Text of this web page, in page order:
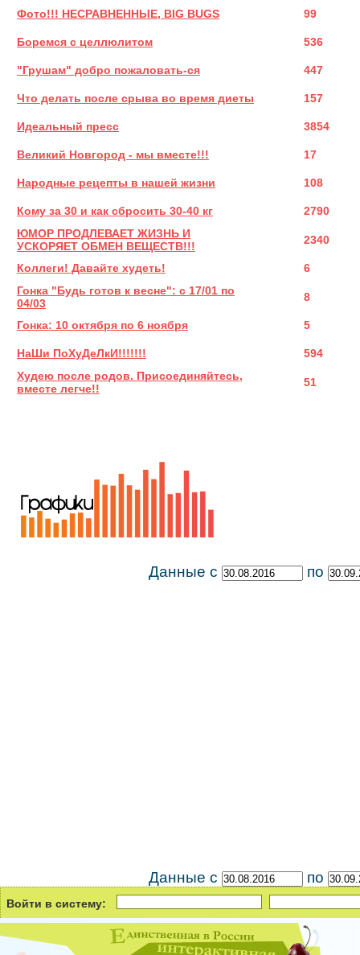
Фото!!! НЕСРАВНЕННЫЕ, BIG BUGS 99
Боремся с целлюлитом 536
"Грушам" добро пожаловать-ся 447
Что делать после срыва во время диеты 157
Идеальный пресс 3854
Великий Новгород - мы вместе!!! 17
Народные рецепты в нашей жизни 108
Кому за 30 и как сбросить 30-40 кг
2790
ЮМОР ПРОДЛЕВАЕТ ЖИЗНЬ И
УСКОРЯЕТ ОБМЕН ВЕЩЕСТВ!!!
2340
Коллеги! Давайте худеть!
6
Гонка "Будь готов к весне": с 17/01 по
04/03
8
Гонка: 10 октября по 6 ноября 5
НаШи ПоХуДеЛкИ!!!!!!!
594
Худею после родов. Присоединяйтесь,
вместе легче!!
51
Данные с по
Данные с по
Войти в систему: